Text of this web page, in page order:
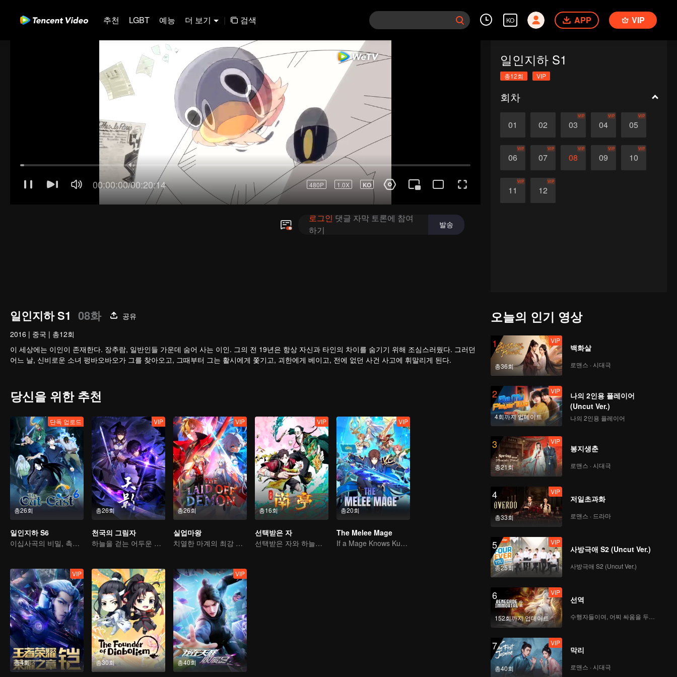
추천 LGBT 예능 더 보기 | 검색 KO APP VIP
00:00:01/00:20:14
로그인 댓글 자막 토론에 참여
하기
발송
일인지하 S1
총12회 VIP
회차
01 02 03
VIP
04
VIP
05
VIP
06
VIP
07
VIP
08
VIP
09
VIP
10
VIP
11
VIP
12
VIP
일인지하 S1 08화
공유
2016 | 중국 | 총12회
이 세상에는 이인이 존재한다. 장추람, 일반인들 가운데 숨어 사는 이인. 그의 전 19년은 항상 자신과 타인의 차이를 숨기기 위해 조심스러웠다. 그러던
어느 날, 신비로운 소녀 펑바오바오가 그를 찾아오고, 그때부터 그는 활시에게 쫓기고, 괴한에게 베이고, 전에 없던 사건 사고에 휘말리게 된다.
당신을 위한 추천
총26회
단독 업로드
일인지하 S6
이십사곡의 비밀, 촉지에서 옛 친구를 만나다
총26회
VIP
천국의 그림자
하늘을 걷는 어두운 그림자, 혼을 불태워 마음을 지키다
총26회
VIP
실업마왕
치열한 마계의 최강 마왕
총16회
VIP
선택받은 자
선택받은 자와 하늘을 여는 자, 지금 싸운다
총20회
VIP
The Melee Mage
If a Mage Knows Kung Fu, No One Can Stop Him
총4회
VIP
총30회 총40회
VIP
오늘의 인기 영상
1
총36회
VIP
백화살
로맨스 · 시대극
2
4회까지 업데이트
VIP
나의 2인용 플레이어
(Uncut Ver.)
나의 2인용 플레이어
3
총21회
VIP
봉지생춘
로맨스 · 시대극
4
총33회
VIP
저일초과화
로맨스 · 드라마
5
총25회
VIP
사방극애 S2 (Uncut Ver.)
사방극애 S2 (Uncut Ver.)
6
152회까지 업데이트
VIP
선역
7
총40회
VIP
막리
로맨스 · 시대극